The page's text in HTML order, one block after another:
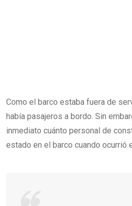
Como el barco estaba fuera de
había pasajeros a bordo. Sin
inmediato cuánto personal de
estado en el barco cuando ocurrió